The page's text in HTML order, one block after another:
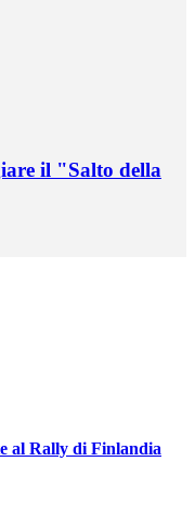
il "Salto della
al Rally di Finlandia